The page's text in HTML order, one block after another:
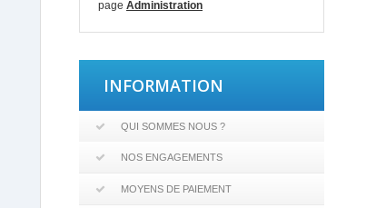
page Administration
INFORMATION
QUI SOMMES NOUS ?
NOS ENGAGEMENTS
MOYENS DE PAIEMENT